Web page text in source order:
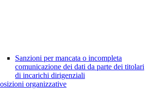
Sanzioni per mancata o incompleta
comunicazione dei dati da parte dei titolari
di incarichi dirigenziali
organizzative